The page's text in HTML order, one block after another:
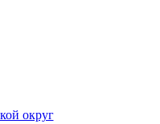
округ